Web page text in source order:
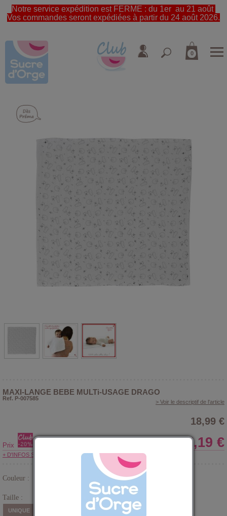
Notre service expédition est FERME : du 1er au 21 août
Vos commandes seront expédiées à partir du 24 août 2026.
0
MAXI-LANGE BEBE MULTi-USAGE DRAGO
Ref. P-007585
> Voir le descriptif de l'article
18,99 €
Prix 15,19 €
+ D'INFOS SUR LE CLUB
Couleur :
Taille :
UNIQUE